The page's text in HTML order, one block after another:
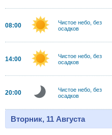
08:00
Чистое небо, без
осадков
14:00
Чистое небо, без
осадков
20:00
Чистое небо, без
осадков
Вторник, 11 Августа